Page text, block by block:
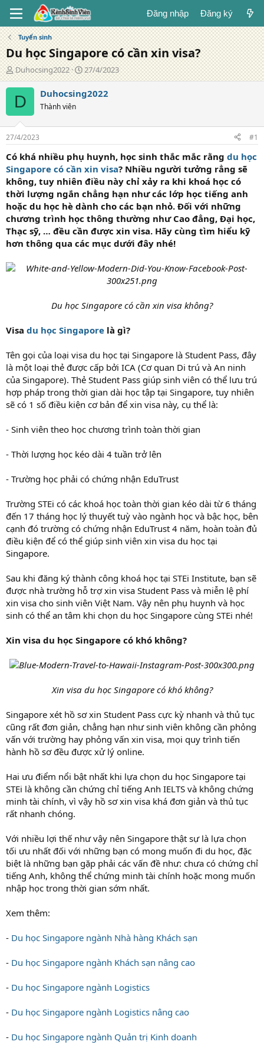
Đăng nhập Đăng ký
Tuyển sinh
Du học Singapore có cần xin visa?
T
á
c
g
ả
Duhocsing2022
N
g
à
y
g
27/4/2023
D Duhocsing2022
Thành viên
27/4/2023 #1
Có khá nhiều phụ huynh, học sinh thắc mắc rằng du học
Singapore có cần xin visa? Nhiều người tưởng rẳng sẽ
không, tuy nhiên điều này chỉ xảy ra khi khoá học có
thời lượng ngắn chẳng hạn như các lớp học tiếng anh
hoặc du học hè dành cho các bạn nhỏ. Đối với những
chương trình học thông thường như Cao đẳng, Đại học,
Thạc sỹ, … đều cần được xin visa. Hãy cùng tìm hiểu kỹ
hơn thông qua các mục dưới đây nhé!
Du học Singapore có cần xin visa không?
Visa du học Singapore là gì?
Tên gọi của loại visa du học tại Singapore là Student Pass, đây
là một loại thẻ được cấp bởi ICA (Cơ quan Di trú và An ninh
của Singapore). Thẻ Student Pass giúp sinh viên có thể lưu trú
hợp pháp trong thời gian dài học tập tại Singapore, tuy nhiên
sẽ có 1 số điều kiện cơ bản để xin visa này, cụ thể là:
- Sinh viên theo học chương trình toàn thời gian
- Thời lượng học kéo dài 4 tuần trở lên
- Trường học phải có chứng nhận EduTrust
Trường STEi có các khoá học toàn thời gian kéo dài từ 6 tháng
đến 17 tháng học lý thuyết tuỳ vào ngành học và bậc học, bên
cạnh đó trường có chứng nhận EduTrust 4 năm, hoàn toàn đủ
điều kiện để có thể giúp sinh viên xin visa du học tại
Singapore.
Sau khi đăng ký thành công khoá học tại STEi Institute, bạn sẽ
được nhà trường hỗ trợ xin visa Student Pass và miễn lệ phí
xin visa cho sinh viên Việt Nam. Vậy nên phụ huynh và học
sinh có thể an tâm khi chọn du học Singapore cùng STEi nhé!
Xin visa du học Singapore có khó không?
Xin visa du học Singapore có khó không?
Singapore xét hồ sơ xin Student Pass cực kỳ nhanh và thủ tục
cũng rất đơn giản, chẳng hạn như sinh viên không cần phỏng
vấn với trường hay phỏng vấn xin visa, mọi quy trình tiến
hành hồ sơ đều được xử lý online.
Hai ưu điểm nổi bật nhất khi lựa chọn du học Singapore tại
STEi là không cần chứng chỉ tiếng Anh IELTS và không chứng
minh tài chính, vì vậy hồ sơ xin visa khá đơn giản và thủ tục
rất nhanh chóng.
Với nhiều lợi thế như vậy nên Singapore thật sự là lựa chọn
tối ưu nhất đối với những bạn có mong muốn đi du học, đặc
biệt là những bạn gặp phải các vấn đề như: chưa có chứng chỉ
tiếng Anh, không thể chứng minh tài chính hoặc mong muốn
nhập học trong thời gian sớm nhất.
Xem thêm:
- Du học Singapore ngành Nhà hàng Khách sạn
- Du học Singapore ngành Khách sạn nâng cao
- Du học Singapore ngành Logistics
- Du học Singapore ngành Logistics nâng cao
- Du học Singapore ngành Quản trị Kinh doanh